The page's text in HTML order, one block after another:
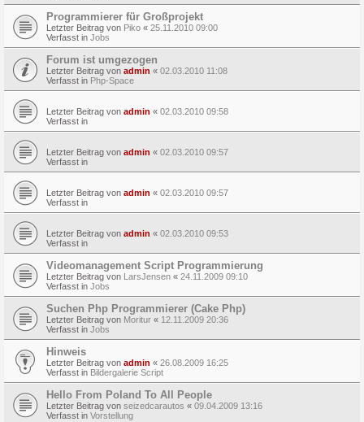
Programmierer für Großprojekt
Letzter Beitrag von Piko « 25.11.2010 09:00
Verfasst in Jobs
Forum ist umgezogen
Letzter Beitrag von admin « 02.03.2010 11:08
Verfasst in Php-Space
Letzter Beitrag von admin « 02.03.2010 09:58
Verfasst in
Letzter Beitrag von admin « 02.03.2010 09:57
Verfasst in
Letzter Beitrag von admin « 02.03.2010 09:57
Verfasst in
Letzter Beitrag von admin « 02.03.2010 09:53
Verfasst in
Videomanagement Script Programmierung
Letzter Beitrag von LarsJensen « 24.11.2009 09:10
Verfasst in Jobs
Suchen Php Programmierer (Cake Php)
Letzter Beitrag von Moritur « 12.11.2009 20:36
Verfasst in Jobs
Hinweis
Letzter Beitrag von admin « 26.08.2009 16:25
Verfasst in Bildergalerie Script
Hello From Poland To All People
Letzter Beitrag von seizedcarautos « 09.04.2009 13:16
Verfasst in Vorstellung